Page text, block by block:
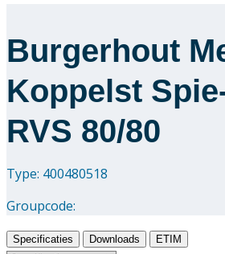
Burgerhout
Koppelst
RVS 80/80
Type: 400480518
Groupcode:
Specificaties Downloads ETIM